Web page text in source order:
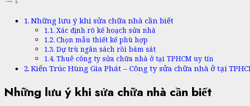
Những lưu ý khi sửa chữa nhà cần biết
Xác định rõ kế hoạch sửa nhà
Chọn mẫu thiết kế phù hợp
Dự trù ngân sách rồi bám sát
Thuê công ty sửa chữa nhà ở tại TPHCM uy tín
Kiến Trúc Hùng Gia Phát – Công ty sửa chữa nhà ở tại
Những lưu ý khi sửa chữa nhà cần biết